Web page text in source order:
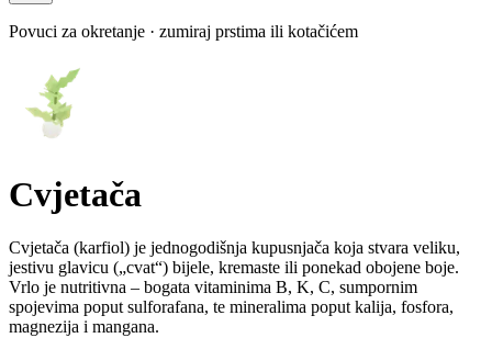
Povuci za okretanje · zumiraj prstima ili kotačićem
Cvjetača
Cvjetača (karfiol) je jednogodišnja kupusnjača koja stvara veliku,
jestivu glavicu („cvat“) bijele, kremaste ili ponekad obojene boje.
Vrlo je nutritivna – bogata vitaminima B, K, C, sumpornim
spojevima poput sulforafana, te mineralima poput kalija, fosfora,
magnezija i mangana.